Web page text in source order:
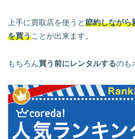
上手に買取店を使うと節約しながら
を買うことが出来ます。
もちろん買う前にレンタルするのも